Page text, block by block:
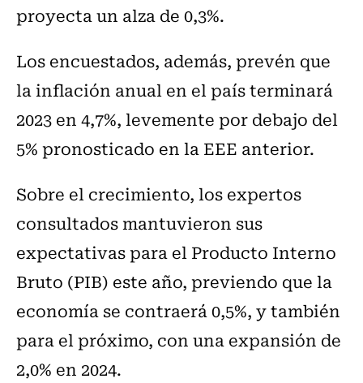
proyecta un alza de 0,3%.
Los encuestados, además, prevén que
la inflación anual en el país terminará
2023 en 4,7%, levemente por debajo del
5% pronosticado en la EEE anterior.
Sobre el crecimiento, los expertos
consultados mantuvieron sus
expectativas para el Producto Interno
Bruto (PIB) este año, previendo que la
economía se contraerá 0,5%, y también
para el próximo, con una expansión de
2,0% en 2024.